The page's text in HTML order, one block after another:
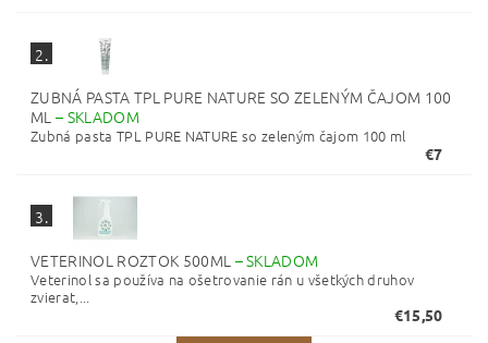
2.
ZUBNÁ PASTA TPL PURE NATURE SO ZELENÝM ČAJOM 100
ML– SKLADOM
Zubná pasta TPL PURE NATURE so zeleným čajom 100 ml
€7
3.
VETERINOL ROZTOK 500ML –SKLADOM
Veterinol sa používa na ošetrovanie rán u všetkých druhov
zvierat,...
€15,50